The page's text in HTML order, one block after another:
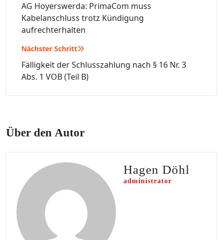
AG Hoyerswerda: PrimaCom muss
Kabelanschluss trotz Kündigung
aufrechterhalten
Nächster Schritt
Fälligkeit der Schlusszahlung nach § 16 Nr. 3
Abs. 1 VOB (Teil B)
Über den Autor
Hagen Döhl
administrator